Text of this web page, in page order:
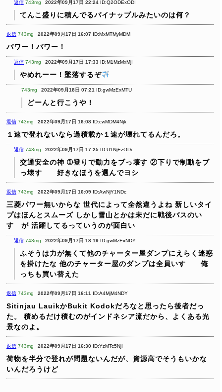
返信 743mg 2022年09月17日 22:24 ID:Q2ODExODI
てんこ盛りに積んでるパイナップルみたいのは何？
返信 743mg 2022年09月17日 16:07 ID:MxMTMyMDM
パワー！パワー！
返信 743mg 2022年09月17日 17:33 ID:M1MzMxMjI
やめれーー！墜落するぞ
743mg 2022年09月18日 07:21 ID:gwMzExMTU
どーんと行こうや！
返信 743mg 2022年09月17日 16:08 ID:cwMDM4Njk
１速で登れないなら過積載か１速が壊れてるんだろ。
返信 743mg 2022年09月17日 17:25 ID:U1NjEzODc
交通安全の神 ➀登りで動力をブっ壊す ②下りで制動をブ
っ壊す 好きなほうを選んでヨシ
返信 743mg 2022年09月17日 16:09 ID:AwNjY1NDc
三菱パワー無いからな 世代によって全然違うよね 新しいタイ
プはほんとスムーズ しかし雪山とかは未だに戦後バスのい
すゞが 活躍してるっていうのが面白い
返信 743mg 2022年09月17日 18:19 ID:gwMzExNDY
ふそうは力が無くて他のチャーター屋ダンプにえらく迷惑
を掛けたな 他のチャーター屋のダンプは全員いすゞ 俺
っちも買い替えた
返信 743mg 2022年09月17日 16:11 ID:A4MjM4NDY
Sitinjau LauikかBukit Kodokだろなと思ったら後者だっ
た。
積めるだけ積むのがインドネシア流だから、よくある光
景なのよ。
返信 743mg 2022年09月17日 16:30 ID:YzMTc5NjI
荷物を半分で登れが問題ないんだが、資源高でそうもいかな
いんだろうけど